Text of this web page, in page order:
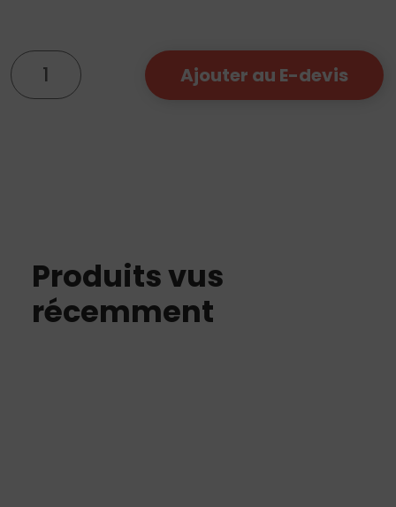
quantité
de
Chaise
Ajouter au E-devis
Produits vus
récemment